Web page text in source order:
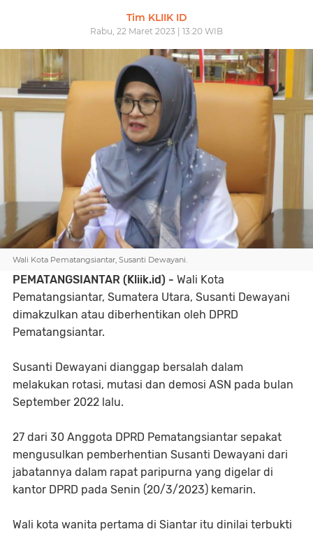
Tim KLIIK ID
Rabu, 22 Maret 2023 | 13:20 WIB
Wali Kota Pematangsiantar, Susanti Dewayani.
PEMATANGSIANTAR (Kliik.id) - Wali Kota
Pematangsiantar, Sumatera Utara, Susanti Dewayani
dimakzulkan atau diberhentikan oleh DPRD
Pematangsiantar.
Susanti Dewayani dianggap bersalah dalam
melakukan rotasi, mutasi dan demosi ASN pada bulan
September 2022 lalu.
27 dari 30 Anggota DPRD Pematangsiantar sepakat
mengusulkan pemberhentian Susanti Dewayani dari
jabatannya dalam rapat paripurna yang digelar di
kantor DPRD pada Senin (20/3/2023) kemarin.
Wali kota wanita pertama di Siantar itu dinilai terbukti